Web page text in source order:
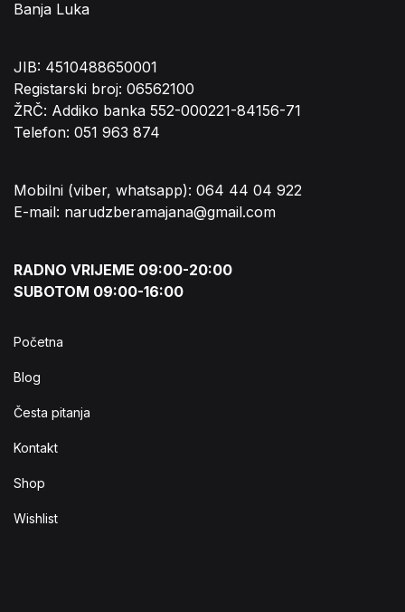
Banja Luka
JIB: 4510488650001
Registarski broj: 06562100
ŽRČ: Addiko banka 552-000221-84156-71
Telefon: 051 963 874
Mobilni (viber, whatsapp): 064 44 04 922
E-mail: narudzberamajana@gmail.com
RADNO VRIJEME 09:00-20:00
SUBOTOM 09:00-16:00
Početna
Blog
Česta pitanja
Kontakt
Shop
Wishlist